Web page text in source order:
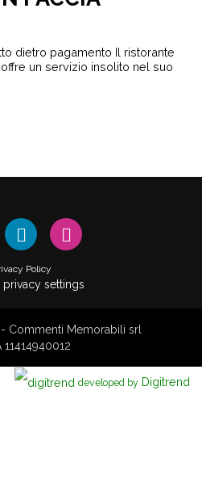
dietro pagamento Il ristorante
un servizio insolito nel suo
Policy
privacy settings
Commenti Memorabili srl
11414940012
developed by Digitrend